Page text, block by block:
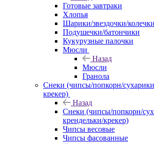
Готовые завтраки
Хлопья
Шарики/звездочки/колечки
Подушечки/батончики
Кукурузные палочки
Мюсли
Назад
Мюсли
Гранола
Снеки (чипсы/попкорн/
крекер)
Назад
Снеки (чипсы/попкорн/
крендельки/крекер)
Чипсы весовые
Чипсы фасованные